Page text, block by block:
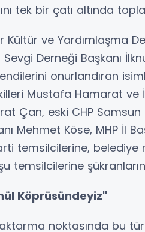
tek bir çatı altında
ve Yardımlaşma
Derneği Başkanı
onurlandıran
Mustafa Hamarat ve
Çan, eski CHP Samsun
Mehmet Köse, MHP İl
temsilcilerine, belediye
temsilcilerine
Köprüsündeyiz"
noktasında bu tür